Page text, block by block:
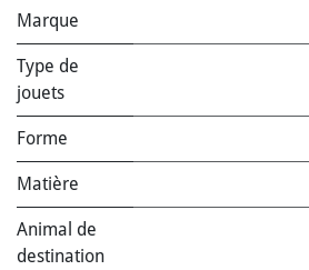
Marque
Type de
jouets
Forme
Matière
Animal de
destination